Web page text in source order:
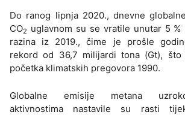
Do ranog lipnja 2020., dnevne
CO2 uglavnom su se vratile unutar 5 %
razina iz 2019., čime je prošle
rekord od 36,7 milijardi tona (Gt),
početka klimatskih pregovora 1990.
Globalne emisije metana
aktivnostima nastavile su rasti